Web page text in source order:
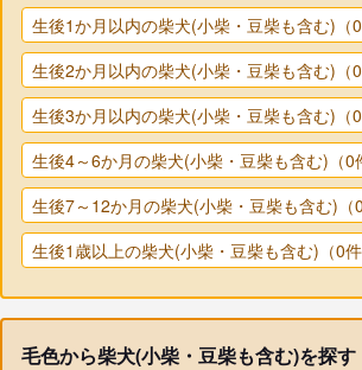
生後1か月以内の柴犬(小柴・豆柴も含む)（0
生後2か月以内の柴犬(小柴・豆柴も含む)（0
生後3か月以内の柴犬(小柴・豆柴も含む)（0
生後4～6か月の柴犬(小柴・豆柴も含む)（0
生後7～12か月の柴犬(小柴・豆柴も含む)（0
生後1歳以上の柴犬(小柴・豆柴も含む)（0件
毛色から柴犬(小柴・豆柴も含む)を探す